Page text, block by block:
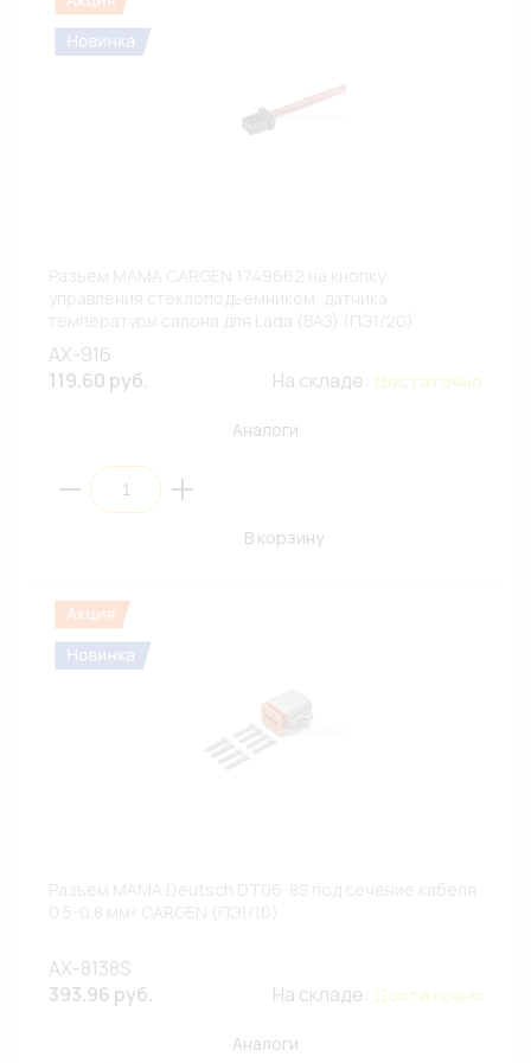
AX-916
119.60 руб.
На складе: Достаточно
Аналоги
В корзину
AX-8138S
393.96 руб.
На складе: Достаточно
Аналоги